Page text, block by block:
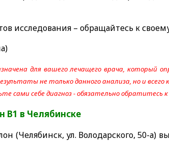
исследования – обращайтесь к
для вашего лечащего врача, который
не только данного анализа, но и всего
сами себе диагноз - обязательно обратитесь к
B1 в Челябинске
(Челябинск, ул. Володарского, 50-а)